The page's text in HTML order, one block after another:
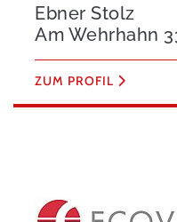
Ebner Stolz
Am Wehrhahn
ZUM PROFIL